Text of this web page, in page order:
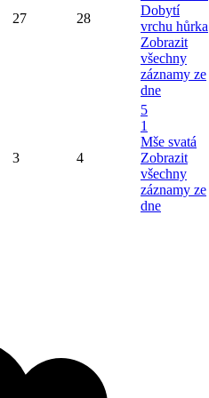
27 28
Dobytí
vrchu hůrka
Zobrazit
všechny
záznamy ze
dne
3 4
5
1
Mše svatá
Zobrazit
všechny
záznamy ze
dne